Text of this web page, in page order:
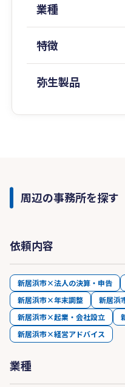
業種
特徴
弥生製品
周辺の事務所を探す
依頼内容
新居浜市×法人の決算・申告
新居浜市×年末調整
新居浜
新居浜市×起業・会社設立
新居浜市×経営アドバイス
業種